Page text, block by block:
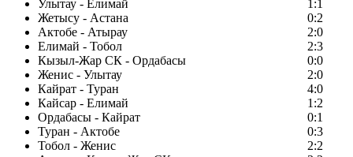
Улытау - Елимай
1:1
Жетысу - Астана
0:2
Актобе - Атырау
2:0
Елимай - Тобол
2:3
Кызыл-Жар СК - Ордабасы
0:0
Женис - Улытау
2:0
Кайрат - Туран
4:0
Кайсар - Елимай
1:2
Ордабасы - Кайрат
0:1
Туран - Актобе
0:3
Тобол - Женис
2:2